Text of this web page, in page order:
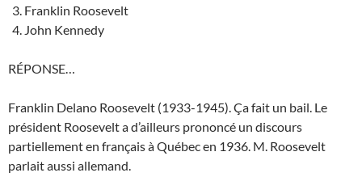
Franklin Roosevelt
John Kennedy
RÉPONSE…
Franklin Delano Roosevelt (1933-1945). Ça fait un bail. Le
président Roosevelt a d’ailleurs prononcé un discours
partiellement en français à Québec en 1936. M. Roosevelt
parlait aussi allemand.